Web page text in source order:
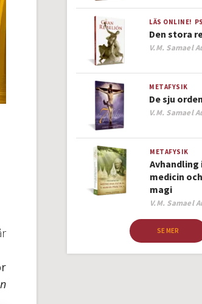
LÄS ONLINE!
Den stora
Author
V.M. Samael
METAFYSIK
De sju orden
Author
V.M. Samael
METAFYSIK
medicin
magi
Author
V.M. Samael
SE MER